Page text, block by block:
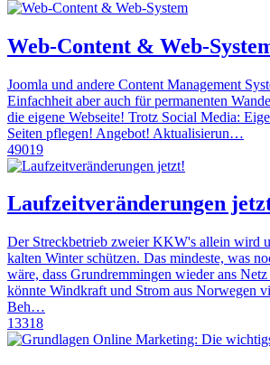
Web-Content & Web-
Joomla und andere Content Management
Einfachheit aber auch für permanenten
die eigene Webseite! Trotz Social Media:
Seiten pflegen! Angebot! Aktualisierun…
49019
Laufzeitveränderungen
Der Streckbetrieb zweier KKW's allein wird
kalten Winter schützen. Das mindeste, was
wäre, dass Grundremmingen wieder ans
könnte Windkraft und Strom aus Norwegen
Beh…
13318